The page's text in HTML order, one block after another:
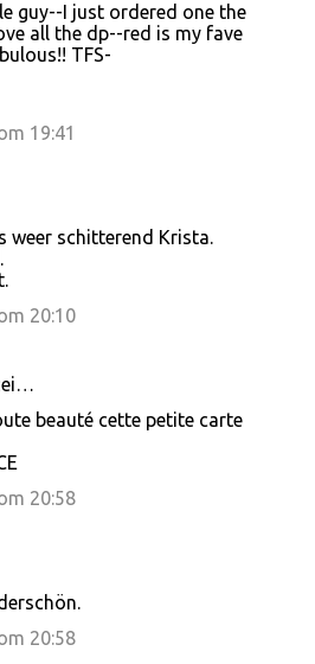
guy--I just ordered one the
all the dp--red is my fave
TFS-
19:41
weer schitterend Krista.
20:10
beauté cette petite carte
20:58
20:58